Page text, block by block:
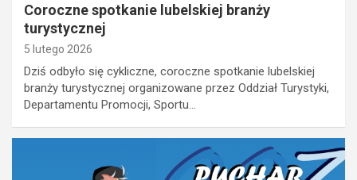
Coroczne spotkanie lubelskiej branży
turystycznej
5 lutego 2026
Dziś odbyło się cykliczne, coroczne spotkanie lubelskiej
branży turystycznej organizowane przez Oddział Turystyki,
Departamentu Promocji, Sportu…